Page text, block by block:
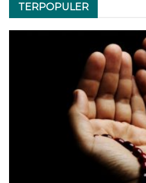
TERPOPULER